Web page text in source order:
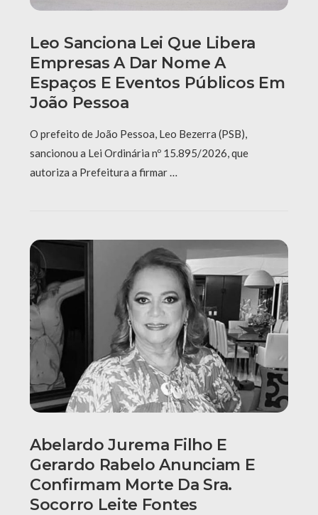
Leo Sanciona Lei Que Libera
Empresas A Dar Nome A
Espaços E Eventos Públicos Em
João Pessoa
O prefeito de João Pessoa, Leo Bezerra (PSB),
sancionou a Lei Ordinária nº 15.895/2026, que
autoriza a Prefeitura a firmar …
Abelardo Jurema Filho E
Gerardo Rabelo Anunciam E
Confirmam Morte Da Sra.
Socorro Leite Fontes